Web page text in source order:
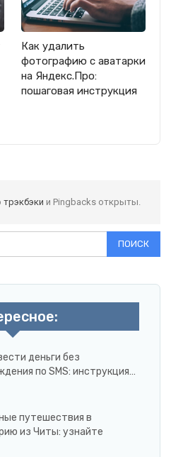
Как удалить
фотографию с аватарки
на Яндекс.Про:
пошаговая инструкция
трэкбэки и Pingbacks открыты.
деньги без
по SMS: инструкция…
путешествия в
из Читы: узнайте